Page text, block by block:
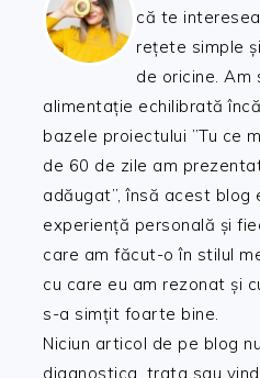
că te
rețete simple
de oricine. Am
alimentație echilibrată
bazele proiectului ”Tu ce
de 60 de zile am
adăugat”, însă acest blog
experiență personală și
care am făcut-o în stilul
cu care eu am rezonat și
s-a simțit foarte bine.
Niciun articol de pe blog
diagnostica, trata sau